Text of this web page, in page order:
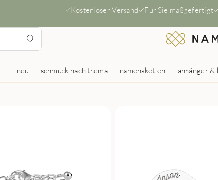
Kostenloser Versand Für Sie maßgefertigt
neu schmuck nach thema namensketten anhänger &